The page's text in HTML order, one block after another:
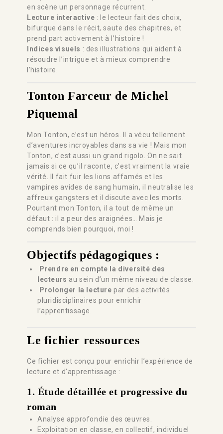
en scène un personnage récurrent.
Lecture interactive : le lecteur fait des choix,
bifurque dans le récit, saute des chapitres, et
prend part activement à l’histoire !
Indices visuels : des illustrations qui aident à
résoudre l’intrigue et à mieux comprendre
l’histoire.
Tonton Farceur de Michel
Piquemal
Mon Tonton, c’est un héros. Il a vécu tellement
d’aventures incroyables dans sa vie ! Mais mon
Tonton, c’est aussi un grand rigolo. On ne sait
jamais si ce qu’il raconte, c’est vraiment la vraie
vérité. Il fait fuir les lions affamés et les
vampires avides de sang humain, il neutralise les
affreux gangsters et il discute avec les morts.
Pourtant mon Tonton, il a tout de même un
défaut : il a peur des araignées… Mais je
comprends bien pourquoi, moi !
Objectifs pédagogiques :
Prendre en compte la diversité des
lecteurs au sein d’un même niveau de classe.
Prolonger la lecture par des activités
pluridisciplinaires pour enrichir
l’apprentissage.
Le fichier ressources
Ce fichier est conçu pour enrichir l’expérience de
lecture et d’apprentissage :
1. Étude détaillée et progressive du
roman
Analyse approfondie des œuvres.
Exploitation en classe, en collectif, individuel